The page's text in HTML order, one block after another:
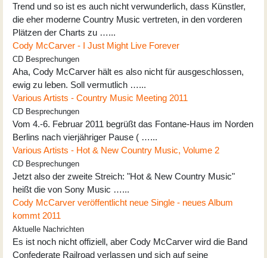
Trend und so ist es auch nicht verwunderlich, dass Künstler,
die eher moderne Country Music vertreten, in den vorderen
Plätzen der Charts zu …...
Cody McCarver - I Just Might Live Forever
CD Besprechungen
Aha, Cody McCarver hält es also nicht für ausgeschlossen,
ewig zu leben. Soll vermutlich …...
Various Artists - Country Music Meeting 2011
CD Besprechungen
Vom 4.-6. Februar 2011 begrüßt das Fontane-Haus im Norden
Berlins nach vierjähriger Pause ( …...
Various Artists - Hot & New Country Music, Volume 2
CD Besprechungen
Jetzt also der zweite Streich: "Hot & New Country Music"
heißt die von Sony Music …...
Cody McCarver veröffentlicht neue Single - neues Album
kommt 2011
Aktuelle Nachrichten
Es ist noch nicht offiziell, aber Cody McCarver wird die Band
Confederate Railroad verlassen und sich auf seine